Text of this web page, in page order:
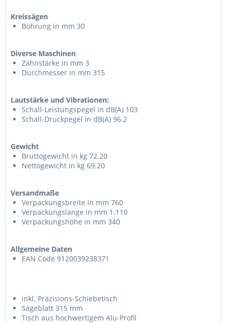
Kreissägen
Bohrung in mm 30
Diverse Maschinen
Zahnstärke in mm 3
Durchmesser in mm 315
Lautstärke und Vibrationen:
Schall-Leistungspegel in dB(A) 103
Schall-Druckpegel in dB(A) 96.2
Gewicht
Bruttogewicht in kg 72.20
Nettogewicht in kg 69.20
Versandmaße
Verpackungsbreite in mm 760
Verpackungslänge in mm 1.110
Verpackungshöhe in mm 340
Allgemeine Daten
EAN Code 9120039238371
inkl. Präzisions-Schiebetisch
Sägeblatt 315 mm
Tisch aus hochwertigem Alu-Profil